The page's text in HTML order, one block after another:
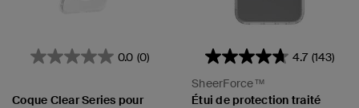
0.0 (0)
Coque Clear Series pour
4.7 (143)
SheerForce™
Étui de protection traité